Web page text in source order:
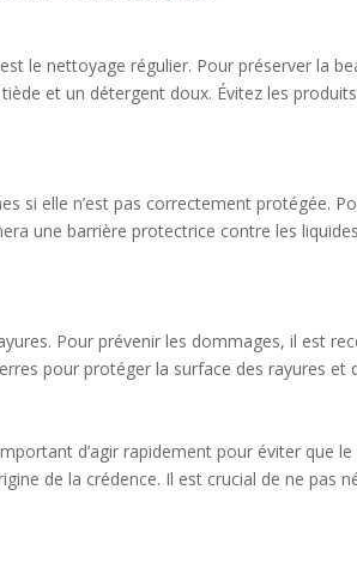
le nettoyage régulier. Pour préserver la
et un détergent doux. Évitez les
si elle n’est pas correctement protégée.
une barrière protectrice contre les
Pour prévenir les dommages, il est
pour protéger la surface des rayures et
d’agir rapidement pour éviter que
de la crédence. Il est crucial de ne pas